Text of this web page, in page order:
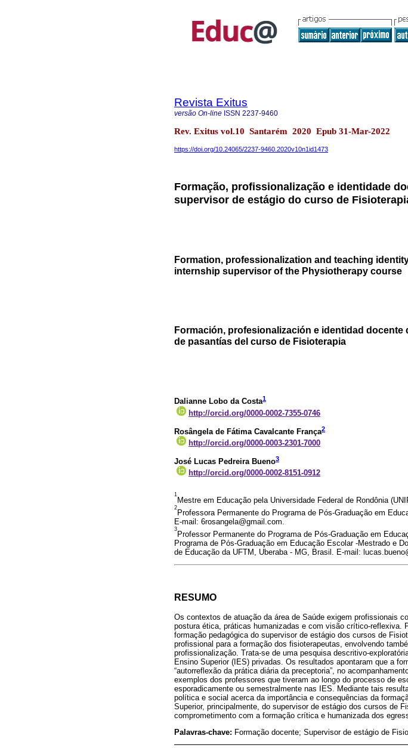
Revista Exitus
versão On-line ISSN 2237-9460
Rev. Exitus vol.10 Santarém 2020 Epub 31-Mar-2022
https://doi.org/10.24065/2237-9460.2020v10n1id1473
Formação, profissionalização e identidade
supervisor de estágio do curso de
Formation, professionalization and teaching
internship supervisor of the Physiotherapy course
Formación, profesionalización e identidad docente
de pasantías del curso de Fisioterapia
Dalianne Lobo da Costa1
http://orcid.org/0000-0002-7355-0746
Rosângela de Fátima Cavalcante França2
http://orcid.org/0000-0003-2301-7000
José Lucas Pedreira Bueno3
http://orcid.org/0000-0002-8151-0912
1
Mestre em Educação pela Universidade Federal de Rondônia
2
Professora Permanente do Programa de Pós-Graduação em
E-mail: 6rosangela@gmail.com.
3
Professor Permanente do Programa de Pós-Graduação em
Programa de Pós-Graduação em Educação Escolar -Mestrado e
de Educação da UFTM, Uberaba - MG, Brasil. E-mail:
RESUMO
Os contextos de atuação da área de Saúde exigem profissionais
postura ética, práticas humanizadas e com visão crítico-reflexiva.
formação pedagógica do supervisor de estágio dos cursos de
profissional para a formação dos fisioterapeutas, envolvendo
profissionalização. Trata-se de uma pesquisa descritivo-
Ensino Superior (IES) privadas. Os resultados apontaram que a
“autorreflexão da prática diária da preceptoria”, no
exemplos dos professores que tiveram ao longo do processo de
esporadicamente ou semestralmente nas IES. Mediante tais
política e social acerca da importância e consequências da
Superior, principalmente, do supervisor de estágio dos cursos de
comprometimento com a formação crítica e humanizada dos
Palavras-chave: Formação docente; Supervisor de estágio de